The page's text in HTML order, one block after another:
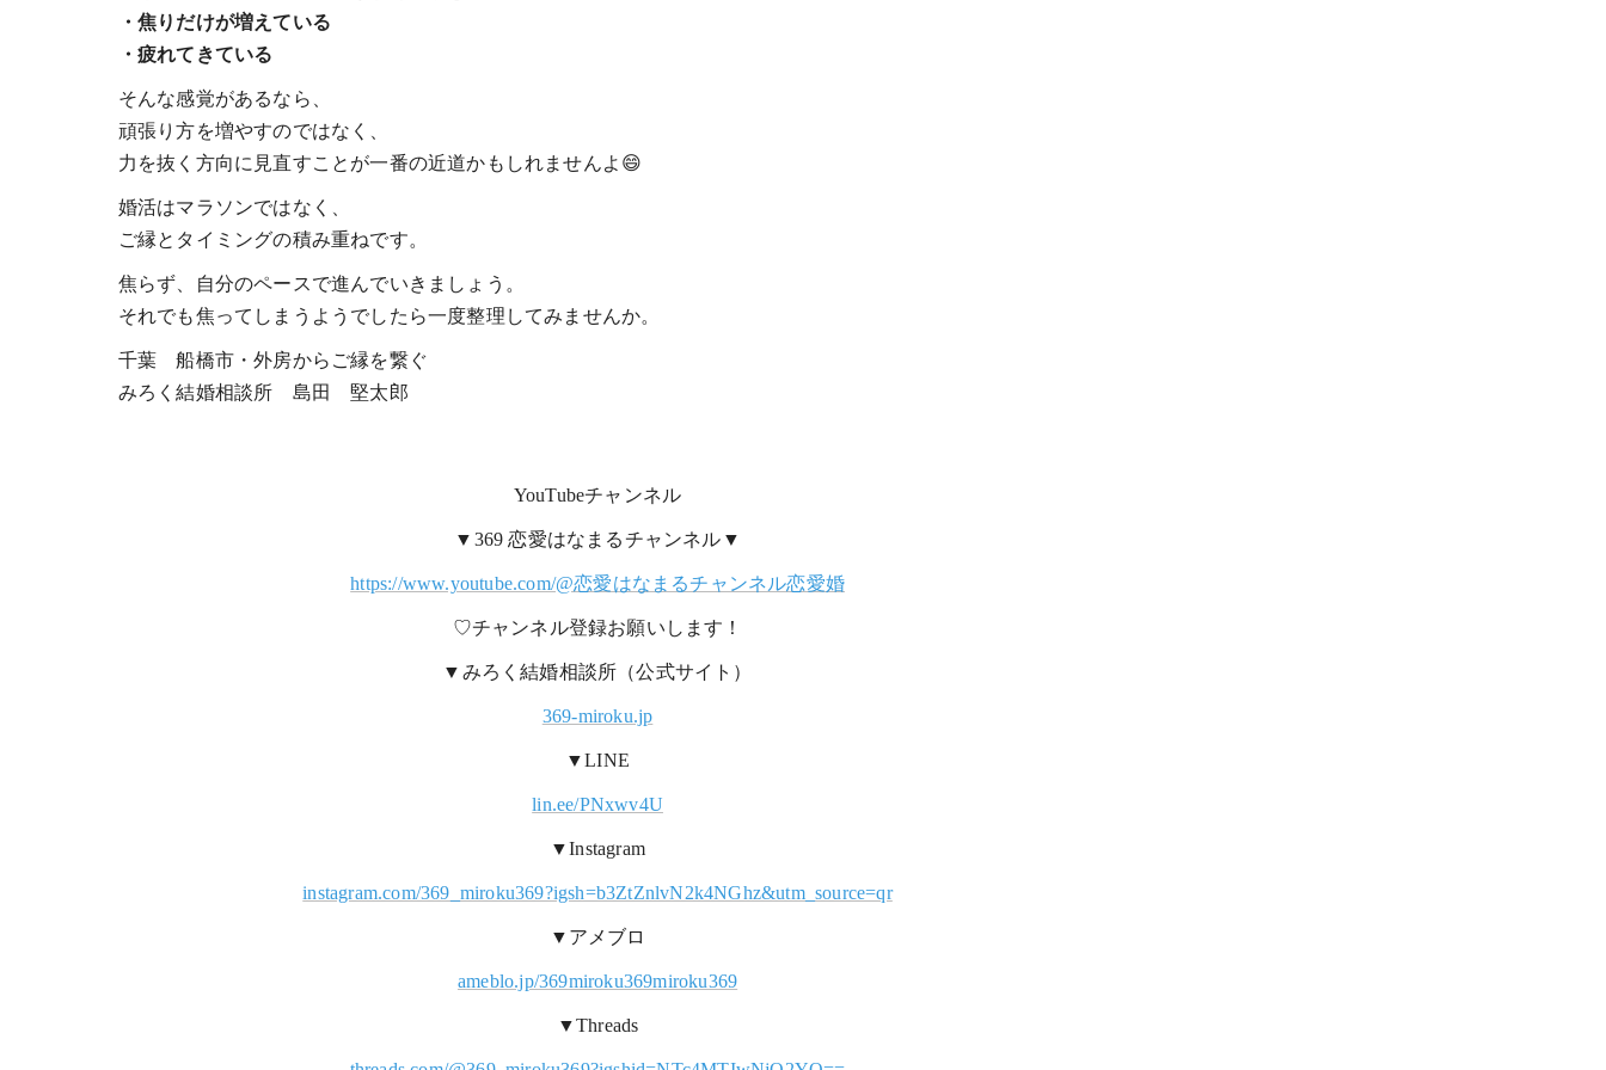
・焦りだけが増えている
・疲れてきている
そんな感覚があるなら、
頑張り方を増やすのではなく、
力を抜く方向に見直すことが一番の近道かもしれませんよ😄
婚活はマラソンではなく、
ご縁とタイミングの積み重ねです。
焦らず、自分のペースで進んでいきましょう。
それでも焦ってしまうようでしたら一度整理してみませんか。
千葉 船橋市・外房からご縁を繋ぐ
みろく結婚相談所 島田 堅太郎
YouTubeチャンネル
▼369 恋愛はなまるチャンネル▼
https://www.youtube.com/@恋愛はなまるチャンネル恋愛婚
♡チャンネル登録お願いします！
▼みろく結婚相談所（公式サイト）
369-miroku.jp
▼LINE
lin.ee/PNxwv4U
▼Instagram
instagram.com/369_miroku369?igsh=b3ZtZnlvN2k4NGhz&utm_source=qr
▼アメブロ
ameblo.jp/369miroku369miroku369
▼Threads